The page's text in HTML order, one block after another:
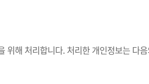
해 처리합니다. 처리한 개인정보는 다